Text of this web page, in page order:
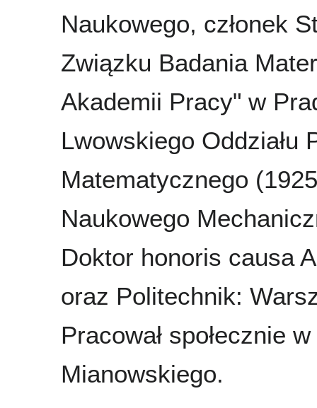
Naukowego, członek
Związku Badania
Akademii Pracy" w
Lwowskiego Oddziału
Matematycznego
Naukowego
Doktor honoris causa
oraz Politechnik:
Pracował społecznie
Mianowskiego.